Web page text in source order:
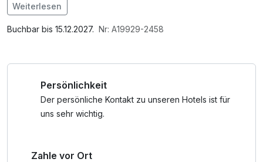
Gegen einen Aufpreis von 17,00 EUR pro Person können
wir Ihnen auch Mountainbikes mit Hydraulik bereitstellen.
Der Vertrag für die Fahrradvermietung wird direkt mit der
Firma Family Bike in Edenkoben. Das Hotel übernimmt
insoweit keine Haftung.
Im Angebot enthalten
Saunabenutzung, Saunatuch, Parkplatz, W-LAN Nutzung
Weiterlesen
Buchbar bis 15.12.2027. Nr: A19929-2458
Persönlichkeit
Der persönliche Kontakt zu unseren Hotels ist für
uns sehr wichtig.
Zahle vor Ort